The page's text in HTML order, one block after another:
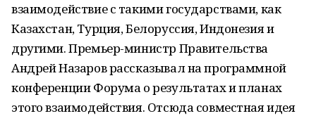
взаимодействие с такими государствами, как
Казахстан, Турция, Белоруссия, Индонезия и
другими. Премьер-министр Правительства
Андрей Назаров рассказывал на программной
конференции Форума о результатах и планах
этого взаимодействия. Отсюда совместная идея